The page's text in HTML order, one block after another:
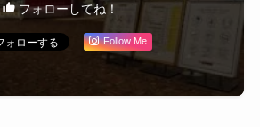
フォローしてね！
Follow Me